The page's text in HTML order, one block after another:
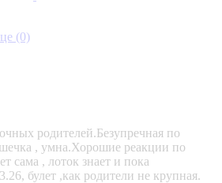
(0)
родителей.Безупречная по
, умна.Хорошие реакции по
сама , лоток знает и пока
булет ,как родители не крупная.